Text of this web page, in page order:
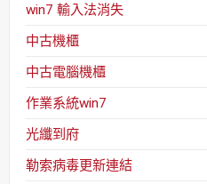
win7 輸入法消失
中古機櫃
中古電腦機櫃
作業系統win7
光纖到府
勒索病毒更新連結